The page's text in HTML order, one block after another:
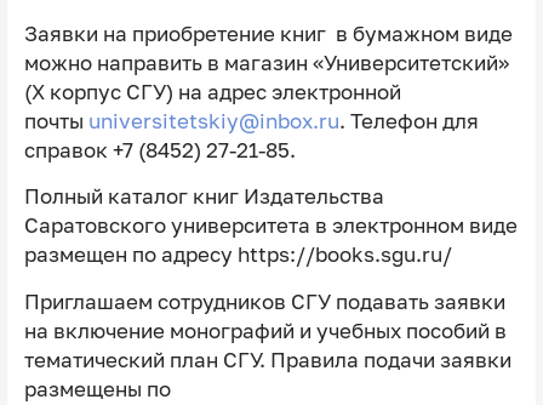
Заявки на приобретение книг в бумажном виде
можно направить в магазин «Университетский»
(X корпус СГУ) на адрес электронной
почты universitetskiy@inbox.ru. Телефон для
справок +7 (8452) 27-21-85.
Полный каталог книг Издательства
Саратовского университета в электронном виде
размещен по адресу https://books.sgu.ru/
Приглашаем сотрудников СГУ подавать заявки
на включение монографий и учебных пособий в
тематический план СГУ. Правила подачи заявки
размещены по